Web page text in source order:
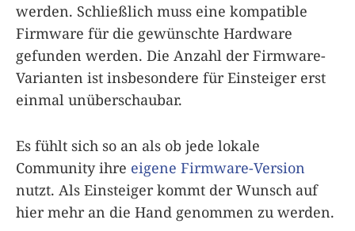
werden. Schließlich muss eine kompatible
Firmware für die gewünschte Hardware
gefunden werden. Die Anzahl der Firmware-
Varianten ist insbesondere für Einsteiger erst
einmal unüberschaubar.
Es fühlt sich so an als ob jede lokale
Community ihre eigene Firmware-Version
nutzt. Als Einsteiger kommt der Wunsch auf
hier mehr an die Hand genommen zu werden.